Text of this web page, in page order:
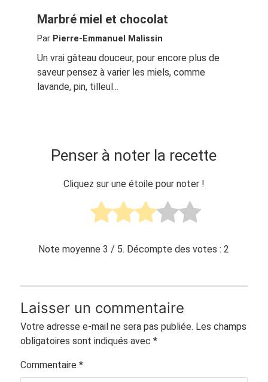
Marbré miel et chocolat
Par Pierre-Emmanuel Malissin
Un vrai gâteau douceur, pour encore plus de
saveur pensez à varier les miels, comme
lavande, pin, tilleul...
Penser à noter la recette
Cliquez sur une étoile pour noter !
Note moyenne3 / 5. Décompte des votes :2
Laisser un commentaire
Votre adresse e-mail ne sera pas publiée. Les champs
obligatoires sont indiqués avec *
Commentaire *